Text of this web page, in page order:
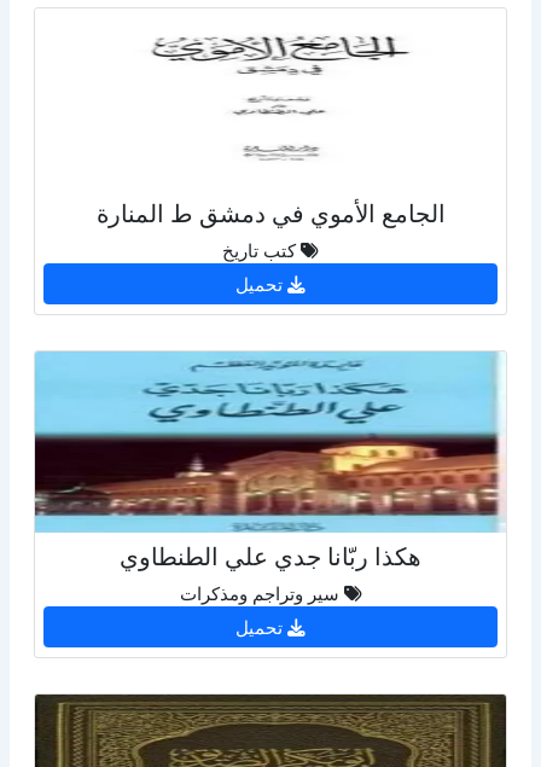
الجامع الأموي في دمشق ط المنارة
كتب تاريخ
تحميل
هكذا ربّانا جدي علي الطنطاوي
سير وتراجم ومذكرات
تحميل